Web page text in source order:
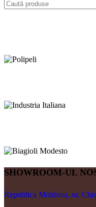
SHOWROOM-UL
Republica Moldova, or.